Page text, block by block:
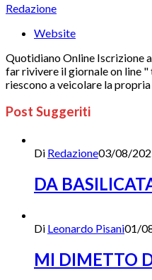
Redazione
Website
Quotidiano Online Iscrizione
far rivivere il giornale on line "
riescono a veicolare la
Post Suggeriti
Di Redazione03/08/
DA
Di Leonardo Pisani01/
MI DIMETTO